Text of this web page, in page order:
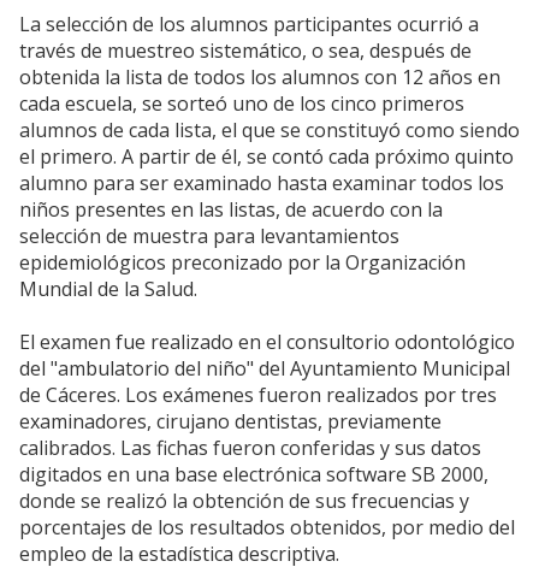
La selección de los alumnos participantes ocurrió a
través de muestreo sistemático, o sea, después de
obtenida la lista de todos los alumnos con 12 años en
cada escuela, se sorteó uno de los cinco primeros
alumnos de cada lista, el que se constituyó como siendo
el primero. A partir de él, se contó cada próximo quinto
alumno para ser examinado hasta examinar todos los
niños presentes en las listas, de acuerdo con la
selección de muestra para levantamientos
epidemiológicos preconizado por la Organización
Mundial de la Salud.
El examen fue realizado en el consultorio odontológico
del "ambulatorio del niño" del Ayuntamiento Municipal
de Cáceres. Los exámenes fueron realizados por tres
examinadores, cirujano dentistas, previamente
calibrados. Las fichas fueron conferidas y sus datos
digitados en una base electrónica software SB 2000,
donde se realizó la obtención de sus frecuencias y
porcentajes de los resultados obtenidos, por medio del
empleo de la estadística descriptiva.